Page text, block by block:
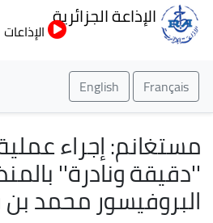
إلى
الإذاعة الجزائرية
الإذاعات
Français
English
مستغانم: إجراء
''دقيقة ونادرة''
البروفيسور محمد بن